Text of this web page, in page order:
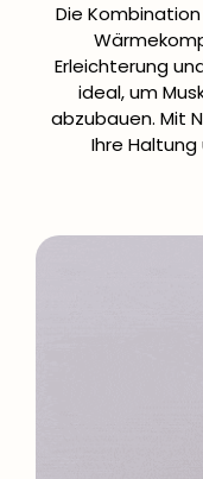
Die
Erleichterung
ideal, um
abzubauen. Mit
Ihre